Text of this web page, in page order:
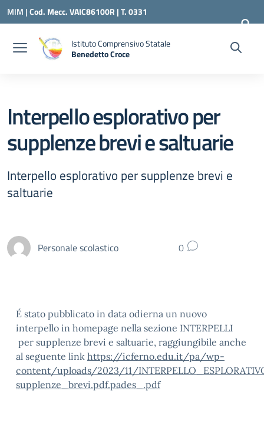
Vai ai contenuti
Vai al menu di navigazione
Vai al footer
MIM |Cod. Mecc. VAIC86100R | T. 0331
240260 | VAIC86100R@ISTRUZIONE.IT
Istituto Comprensivo Statale
Benedetto Croce
Interpello esplorativo per
supplenze brevi e saltuarie
Interpello esplorativo per supplenze brevi e
saltuarie
Personale scolastico 0
É stato pubblicato in data odierna un nuovo
interpello in homepage nella sezione INTERPELLI
per supplenze brevi e saltuarie, raggiungibile anche
al seguente link https://icferno.edu.it/pa/wp-
content/uploads/2023/11/
supplenze_brevi.pdf.pades_.pdf